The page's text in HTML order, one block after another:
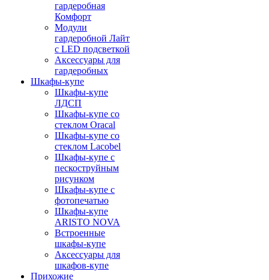
гардеробная
Комфорт
Модули
гардеробной Лайт
с LED подсветкой
Аксессуары для
гардеробных
Шкафы-купе
Шкафы-купе
ЛДСП
Шкафы-купе со
стеклом Oracal
Шкафы-купе со
стеклом Lacobel
Шкафы-купе с
пескоструйным
рисунком
Шкафы-купе с
фотопечатью
Шкафы-купе
ARISTO NOVA
Встроенные
шкафы-купе
Аксессуары для
шкафов-купе
Прихожие